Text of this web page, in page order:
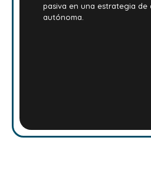
pasiva en una estrategia de
autónoma.